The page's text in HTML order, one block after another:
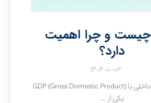
GDP چیست و چرا اهمیت
دارد؟
۱۴۰۴-۱۰-۰۲
تولید ناخالص داخلی یا GDP (Gross Domestic Product)
یکی از ...